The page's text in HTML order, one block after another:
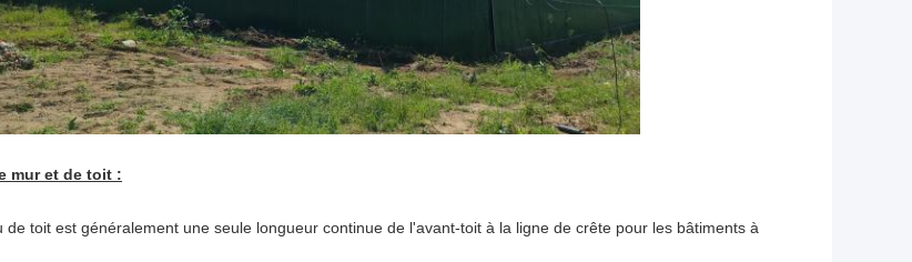
mur et de toit :
de toit est généralement une seule longueur continue de l'avant-toit à la ligne de crête pour les bâtiments à